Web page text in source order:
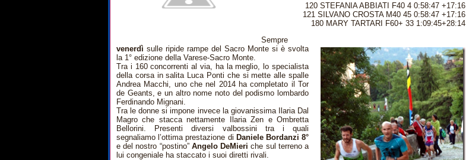
120 STEFANIA ABBIATI F40 4 0:58:47 +17:16
121 SILVANO CROSTA M40 45 0:58:47 +17:16
180 MARY TARTARI F60+ 33 1:09:45+28:14
Sempre
venerdì sulle ripide rampe del Sacro Monte si è svolta
la 1° edizione della Varese-Sacro Monte.
Tra i 160 concorrenti al via, ha la meglio, lo specialista
della corsa in salita Luca Ponti che si mette alle spalle
Andrea Macchi, uno che nel 2014 ha completato il Tor
de Geants, e un altro nome noto del podismo lombardo
Ferdinando Mignani.
Tra le donne si impone invece la giovanissima Ilaria Dal
Magro che stacca nettamente Ilaria Zen e Ombretta
Bellorini. Presenti diversi valbossini tra i quali
segnaliamo l’ottima prestazione di Daniele Bordanzi 8°
e del nostro “postino” Angelo DeMieri che sul terreno a
lui congeniale ha staccato i suoi diretti rivali.